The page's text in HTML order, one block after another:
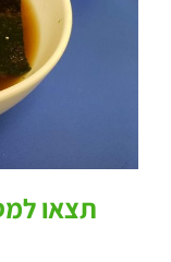
תצאו